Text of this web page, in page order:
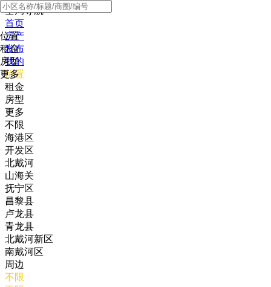
全局导航
首页
房产
发布
我的
位置
租金
房型
更多
位置
租金
房型
更多
不限
海港区
开发区
北戴河
山海关
抚宁区
昌黎县
卢龙县
青龙县
北戴河新区
南戴河区
周边
不限